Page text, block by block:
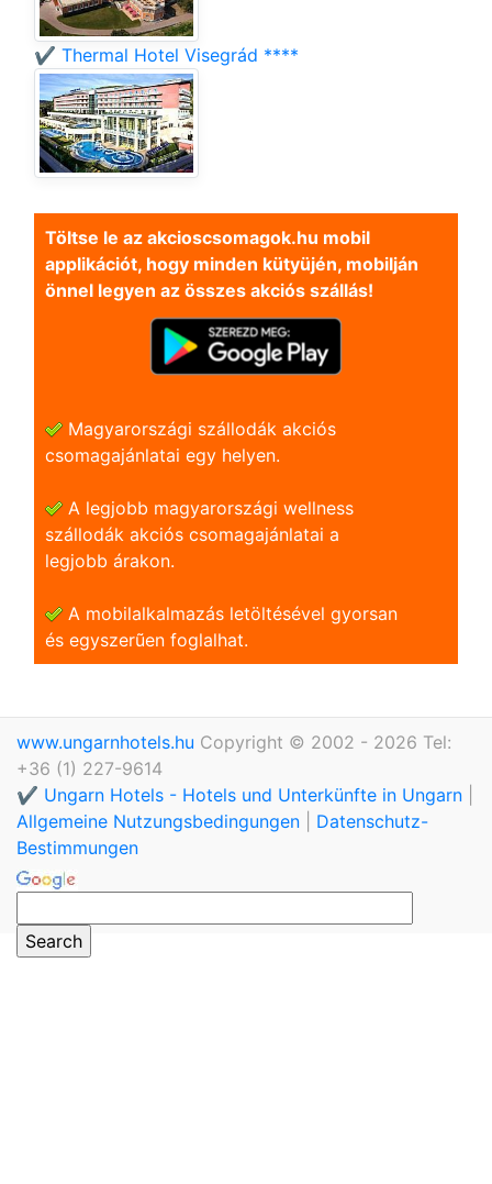
✔️ Thermal Hotel Visegrád ****
Töltse le az akcioscsomagok.hu mobil
applikációt, hogy minden kütyüjén, mobilján
önnel legyen az összes akciós szállás!
Magyarországi szállodák akciós
csomagajánlatai egy helyen.
A legjobb magyarországi wellness
szállodák akciós csomagajánlatai a
legjobb árakon.
A mobilalkalmazás letöltésével gyorsan
és egyszerũen foglalhat.
www.ungarnhotels.hu Copyright © 2002 - 2026 Tel:
+36 (1) 227-9614
✔️ Ungarn Hotels - Hotels und Unterkünfte in Ungarn
Allgemeine Nutzungsbedingungen
Datenschutz-
Bestimmungen